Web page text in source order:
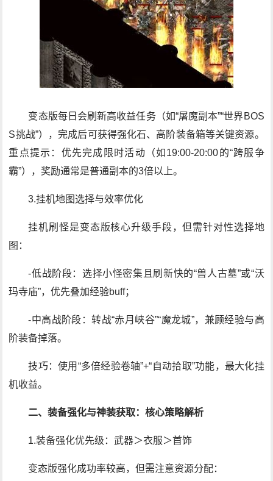
变态版每日会刷新高收益任务（如“屠魔副本”“世界BOS
S挑战”），完成后可获得强化石、高阶装备箱等关键资源。
重点提示：优先完成限时活动（如19:00-20:00的“跨服争
霸”），奖励通常是普通副本的3倍以上。
3.挂机地图选择与效率优化
挂机刷怪是变态版核心升级手段，但需针对性选择地
图：
-低战阶段：选择小怪密集且刷新快的“兽人古墓”或“沃
玛寺庙”，优先叠加经验buff；
-中高战阶段：转战“赤月峡谷”“魔龙城”，兼顾经验与高
阶装备掉落。
技巧：使用“多倍经验卷轴”+“自动拾取”功能，最大化挂
机收益。
二、装备强化与神装获取：核心策略解析
1.装备强化优先级：武器＞衣服＞首饰
变态版强化成功率较高，但需注意资源分配：